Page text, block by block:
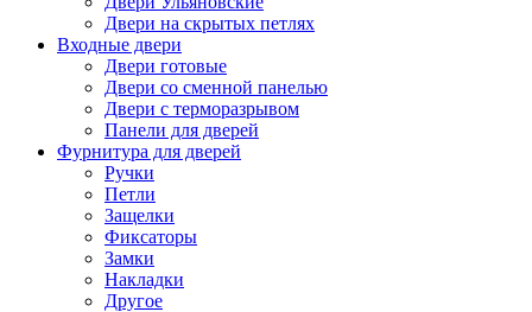
Двери на скрытых петлях
Входные двери
Двери готовые
Двери со сменной панелью
Двери с терморазрывом
Панели для дверей
Фурнитура для дверей
Ручки
Петли
Защелки
Фиксаторы
Замки
Накладки
Другое